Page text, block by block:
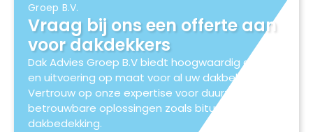
Groep B.V.
Vraag bij ons een offerte aan
voor dakdekkers
Dak Advies Groep B.V biedt hoogwaardig advies
en uitvoering op maat voor al uw dakbehoeften.
Vertrouw op onze expertise voor duurzame en
betrouwbare oplossingen zoals bitumen
dakbedekking.